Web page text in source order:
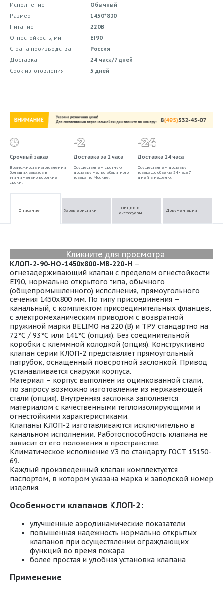
Исполнение
Обычный
Размер
1450*800
Питание
220В
Огнестойкость, мин
EI90
Страна производства
Россия
Доставка
24 часа/7 дней
Срок изготовления
5 дней
Срочный заказ
Возможность изготовления
больших заказов в
минимально короткие
сроки.
Доставка за 2 часа
Осуществляем срочную
доставку мелкогабаритного
товара по Москве.
Доставка 24 часа
Осуществляем доставку
товара до объекта 24 часа 7
дней в неделю.
Описание Характеристики
Опции и
аксессуары
Документация
Кликните для просмотра
КЛОП-2-90-НО-1450х800-МВ-220-Н –
огнезадерживающий клапан с пределом огнестойкости
EI90, нормально открытого типа, обычного
(общепромышленного) исполнения, прямоугольного
сечения 1450х800 мм. По типу присоединения –
канальный, с комплектом присоединительных фланцев,
с электромеханическим приводом с возвратной
пружиной марки BELIMO на 220 (В) и ТРУ стандартно на
72°С / 93°С или 141°С (опция). Без соединительной
коробки с клеммной колодкой (опция). Конструктивно
клапан серии КЛОП-2 представляет прямоугольный
патрубок, оснащенный поворотной заслонкой. Привод
устанавливается снаружи корпуса.
Материал – корпус выполнен из оцинкованной стали,
по запросу возможно изготовление из нержавеющей
стали (опция). Внутренняя заслонка заполняется
материалом с качественными теплоизолирующими и
огнестойкими характеристиками.
Клапаны КЛОП-2 изготавливаются исключительно в
канальном исполнении. Работоспособность клапана не
зависит от его положения в пространстве.
Климатическое исполнение УЗ по стандарту ГОСТ 15150-
69.
Каждый произведенный клапан комплектуется
паспортом, в котором указана марка и заводской номер
изделия.
Особенности клапанов КЛОП-2:
улучшенные аэродинамические показатели
повышенная надежность нормально открытых
клапанов при осуществлении ограждающих
функций во время пожара
более простая и удобная установка клапана
Применение